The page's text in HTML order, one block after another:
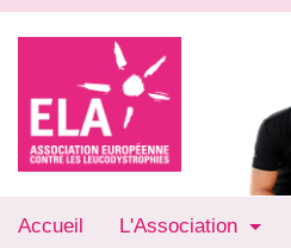
Accueil L'Association